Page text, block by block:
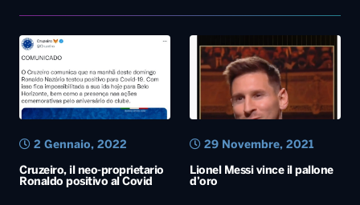
Cruzeiro, il neo-proprietario
Ronaldo positivo al Covid
2 Gennaio, 2022
Lionel Messi vince il pallone
d’oro
29 Novembre, 2021